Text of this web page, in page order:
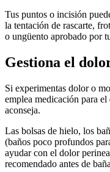
Tus puntos o incisión
la tentación de rascarte,
o ungüento aprobado por
Gestiona el
Si experimentas dolor o
emplea medicación para
aconseja.
Las bolsas de hielo, los
(baños poco profundos
ayudar con el dolor
recomendado antes de